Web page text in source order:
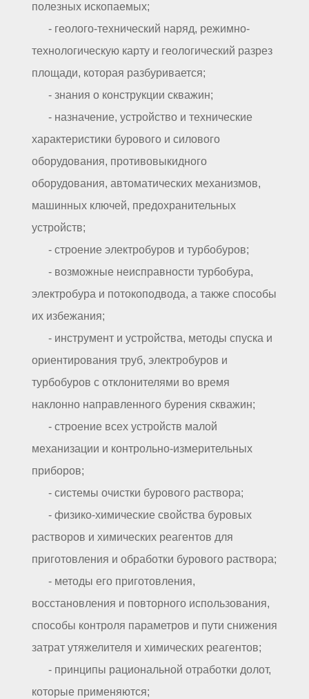
полезных ископаемых;
- геолого-технический наряд, режимно-
технологическую карту и геологический разрез
площади, которая разбуривается;
- знания о конструкции скважин;
- назначение, устройство и технические
характеристики бурового и силового
оборудования, противовыкидного
оборудования, автоматических механизмов,
машинных ключей, предохранительных
устройств;
- строение электробуров и турбобуров;
- возможные неисправности турбобура,
электробура и потокоподвода, а также способы
их избежания;
- инструмент и устройства, методы спуска и
ориентирования труб, электробуров и
турбобуров с отклонителями во время
наклонно направленного бурения скважин;
- строение всех устройств малой
механизации и контрольно-измерительных
приборов;
- системы очистки бурового раствора;
- физико-химические свойства буровых
растворов и химических реагентов для
приготовления и обработки бурового раствора;
- методы его приготовления,
восстановления и повторного использования,
способы контроля параметров и пути снижения
затрат утяжелителя и химических реагентов;
- принципы рациональной отработки долот,
которые применяются;